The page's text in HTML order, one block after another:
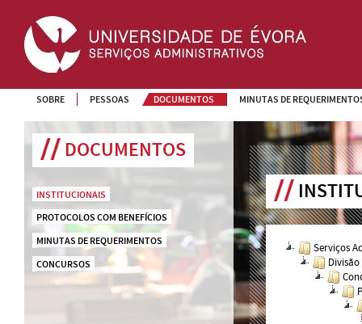
SOBRE PESSOAS DOCUMENTOS MINUTAS DE
DOCUMENTOS
INSTITUCIONAIS
PROTOCOLOS COM BENEFÍCIOS
MINUTAS DE REQUERIMENTOS
CONCURSOS
Serviços